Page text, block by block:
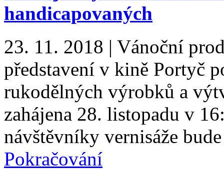
handicapovaných
23. 11. 2018 | Vánoční
představení v kině Portyč
rukodělných výrobků a
zahájena 28. listopadu v
návštěvníky vernisáže
Pokračování